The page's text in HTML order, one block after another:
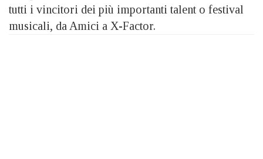
tutti i vincitori dei più importanti talent o festival
musicali, da Amici a X-Factor.